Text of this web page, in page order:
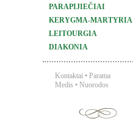
PARAPIJIEČIAI
KERYGMA-MARTYRIA
LEITOURGIA
DIAKONIA
Kontaktai • Parama
Medis • Nuorodos